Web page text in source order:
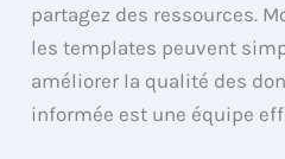
partagez des ressources.
les templates peuvent
améliorer la qualité des
informée est une équipe